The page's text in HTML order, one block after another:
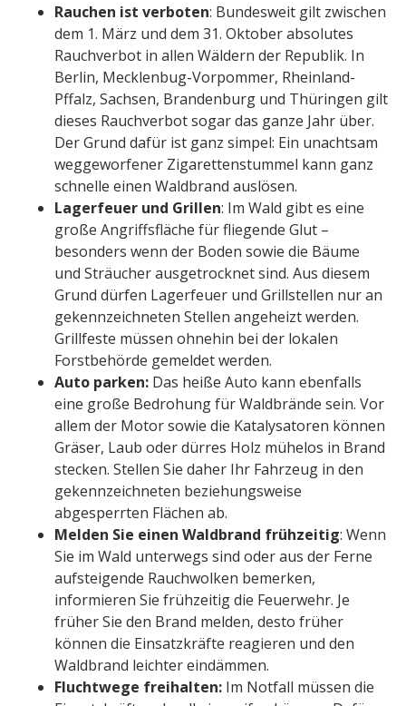
Rauchen ist verboten: Bundesweit gilt zwischen
dem 1. März und dem 31. Oktober absolutes
Rauchverbot in allen Wäldern der Republik. In
Berlin, Mecklenbug-Vorpommer, Rheinland-
Pffalz, Sachsen, Brandenburg und Thüringen gilt
dieses Rauchverbot sogar das ganze Jahr über.
Der Grund dafür ist ganz simpel: Ein unachtsam
weggeworfener Zigarettenstummel kann ganz
schnelle einen Waldbrand auslösen.
Lagerfeuer und Grillen: Im Wald gibt es eine
große Angriffsfläche für fliegende Glut –
besonders wenn der Boden sowie die Bäume
und Sträucher ausgetrocknet sind. Aus diesem
Grund dürfen Lagerfeuer und Grillstellen nur an
gekennzeichneten Stellen angeheizt werden.
Grillfeste müssen ohnehin bei der lokalen
Forstbehörde gemeldet werden.
Auto parken: Das heiße Auto kann ebenfalls
eine große Bedrohung für Waldbrände sein. Vor
allem der Motor sowie die Katalysatoren können
Gräser, Laub oder dürres Holz mühelos in Brand
stecken. Stellen Sie daher Ihr Fahrzeug in den
gekennzeichneten beziehungsweise
abgesperrten Flächen ab.
Melden Sie einen Waldbrand frühzeitig: Wenn
Sie im Wald unterwegs sind oder aus der Ferne
aufsteigende Rauchwolken bemerken,
informieren Sie frühzeitig die Feuerwehr. Je
früher Sie den Brand melden, desto früher
können die Einsatzkräfte reagieren und den
Waldbrand leichter eindämmen.
Fluchtwege freihalten: Im Notfall müssen die